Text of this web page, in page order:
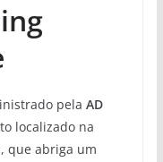
pela AD
localizado na
que abriga um